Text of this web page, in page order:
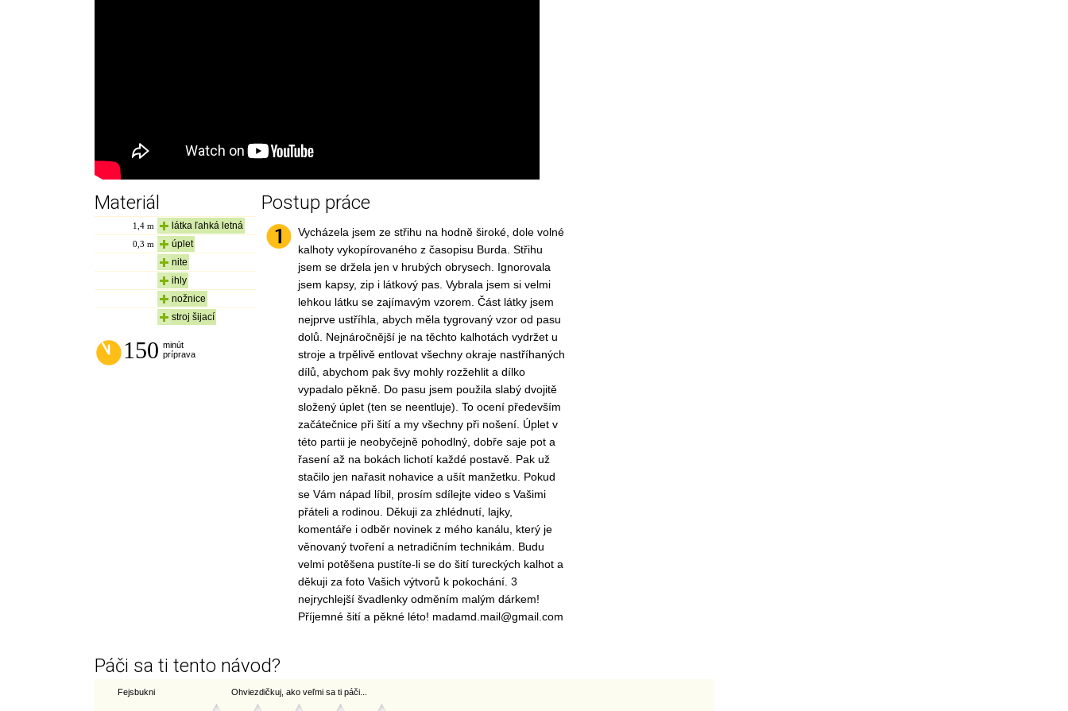
Materiál
1,4 m látka ľahká letná
0,3 m
úplet
nite
ihly
nožnice
stroj šijací
150 minút
príprava
Postup práce
Vycházela jsem ze střihu na hodně široké, dole volné
kalhoty vykopírovaného z časopisu Burda. Střihu
jsem se držela jen v hrubých obrysech. Ignorovala
jsem kapsy, zip i látkový pas. Vybrala jsem si velmi
lehkou látku se zajímavým vzorem. Část látky jsem
nejprve ustříhla, abych měla tygrovaný vzor od pasu
dolů. Nejnáročnější je na těchto kalhotách vydržet u
stroje a trpělivě entlovat všechny okraje nastříhaných
dílů, abychom pak švy mohly rozžehlit a dílko
vypadalo pěkně. Do pasu jsem použila slabý dvojitě
složený úplet (ten se neentluje). To ocení především
začátečnice při šití a my všechny při nošení. Úplet v
této partii je neobyčejně pohodlný, dobře saje pot a
řasení až na bokách lichotí každé postavě. Pak už
stačilo jen nařasit nohavice a ušít manžetku. Pokud
se Vám nápad líbil, prosím sdílejte video s Vašimi
přáteli a rodinou. Děkuji za zhlédnutí, lajky,
komentáře i odběr novinek z mého kanálu, který je
věnovaný tvoření a netradičním technikám. Budu
velmi potěšena pustíte-li se do šití tureckých kalhot a
děkuji za foto Vašich výtvorů k pokochání. 3
nejrychlejší švadlenky odměním malým dárkem!
Příjemné šití a pěkné léto! madamd.mail@gmail.com
Páči sa ti tento návod?
Fejsbukni Ohviezdičkuj, ako veľmi sa ti páči...